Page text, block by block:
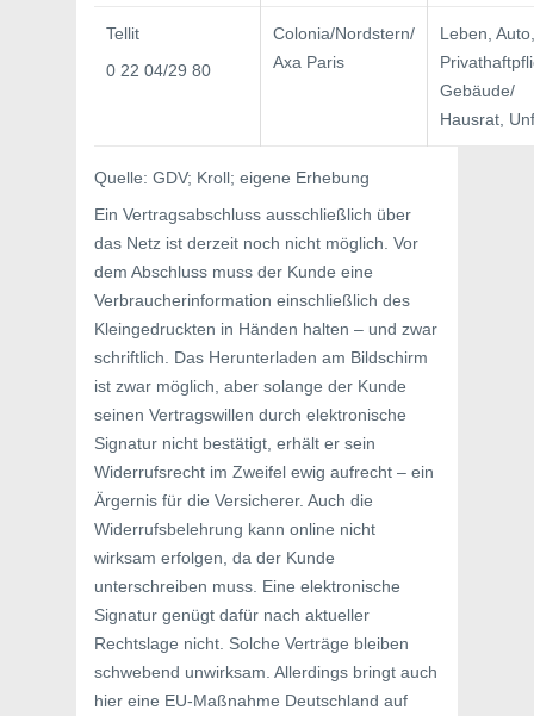
Tellit
0 22 04/29 80
Colonia/Nordstern/
Axa Paris
Leben, Auto,
Gebäude/
Hausrat,
Quelle: GDV; Kroll; eigene Erhebung
Ein Vertragsabschluss ausschließlich über
das Netz ist derzeit noch nicht möglich. Vor
dem Abschluss muss der Kunde eine
Verbraucherinformation einschließlich des
Kleingedruckten in Händen halten – und zwar
schriftlich. Das Herunterladen am Bildschirm
ist zwar möglich, aber solange der Kunde
seinen Vertragswillen durch elektronische
Signatur nicht bestätigt, erhält er sein
Widerrufsrecht im Zweifel ewig aufrecht – ein
Ärgernis für die Versicherer. Auch die
Widerrufsbelehrung kann online nicht
wirksam erfolgen, da der Kunde
unterschreiben muss. Eine elektronische
Signatur genügt dafür nach aktueller
Rechtslage nicht. Solche Verträge bleiben
schwebend unwirksam. Allerdings bringt auch
hier eine EU-Maßnahme Deutschland auf